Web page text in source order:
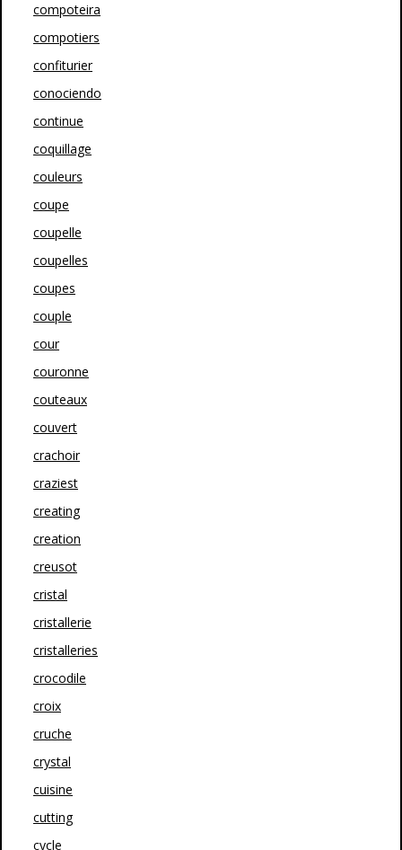
compoteira
compotiers
confiturier
conociendo
continue
coquillage
couleurs
coupe
coupelle
coupelles
coupes
couple
cour
couronne
couteaux
couvert
crachoir
craziest
creating
creation
creusot
cristal
cristallerie
cristalleries
crocodile
croix
cruche
crystal
cuisine
cutting
cycle